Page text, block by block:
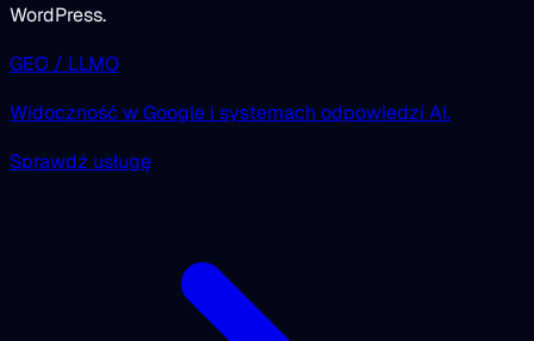
WordPress.
GEO / LLMO
Widoczność w Google i systemach odpowiedzi AI.
Sprawdź usługę